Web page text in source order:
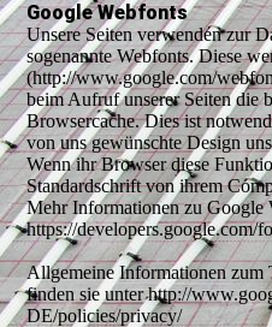
Google Webfonts
Unsere Seiten verwenden zur
sogenannte Webfonts. Diese
(http://www.google.com/
beim Aufruf unserer Seiten die
Browsercache. Dies ist
von uns gewünschte Design
Wenn ihr Browser diese
Standardschrift von ihrem
Mehr Informationen zu Google
https://developers.google.com/
Allgemeine Informationen zum
finden sie unter http://
DE/policies/privacy/